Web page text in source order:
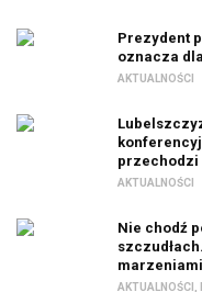
Prezydent
oznacza
AKTUALNOŚCI
przechodzi
AKTUALNOŚCI
Nie chodź
AKTUALNOŚCI